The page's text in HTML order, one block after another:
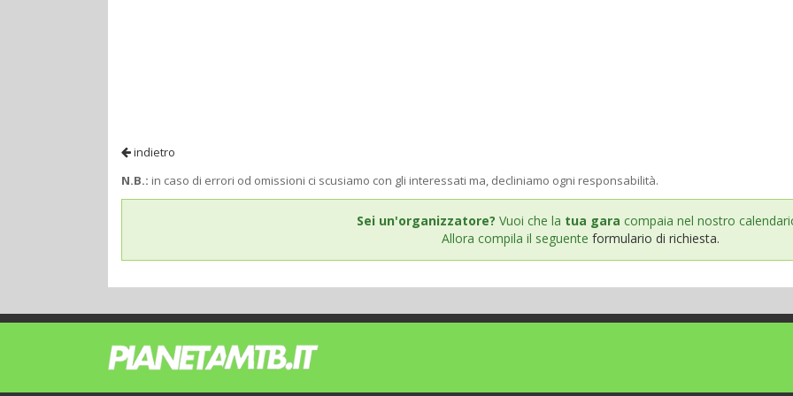
indietro
N.B.: in caso di errori od omissioni ci scusiamo con gli interessati ma, decliniamo ogni responsabilità.
Sei un'organizzatore? Vuoi che la tua gara compaia nel nostro
Allora compila il seguente formulario di richiesta.